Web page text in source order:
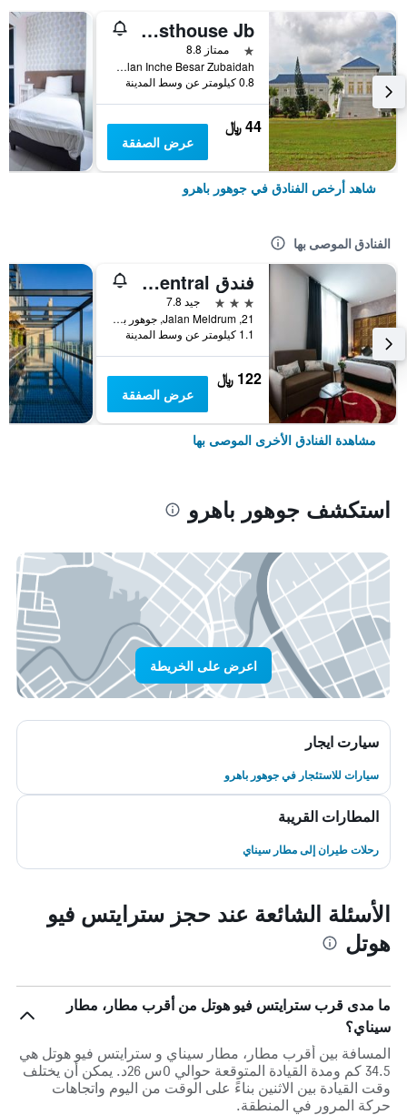
Memory Guesthouse Jb
نجمة واحدة
ممتاز 8.8
2H Jalan Inche Besar Zubaidah, جوهور باهرو, ماليزيا
0.8 كيلومتر عن وسط المدينة
44 ﷼
عرض الصفقة
شاهد أرخص الفنادق في جوهور باهرو
الفنادق الموصى بها
فندق Belllo JB Central
3 نجوم
جيد 7.8
21, Jalan Meldrum, جوهور باهرو, ماليزيا
1.1 كيلومتر عن وسط المدينة
122 ﷼
عرض الصفقة
مشاهدة الفنادق الأخرى الموصى بها
استكشف جوهور باهرو
اعرض على الخريطة
سيارت ايجار
سيارات للاستئجار في جوهور باهرو
المطارات القريبة
رحلات طيران إلى مطار سيناي
الأسئلة الشائعة عند حجز سترايتس فيو
هوتل
ما مدى قرب سترايتس فيو هوتل من أقرب مطار، مطار
سيناي؟
المسافة بين أقرب مطار، مطار سيناي و سترايتس فيو هوتل هي
34.5 كم ومدة القيادة المتوقعة حوالي 0س 26د. يمكن أن يختلف
وقت القيادة بين الاثنين بناءً على الوقت من اليوم واتجاهات
حركة المرور في المنطقة.